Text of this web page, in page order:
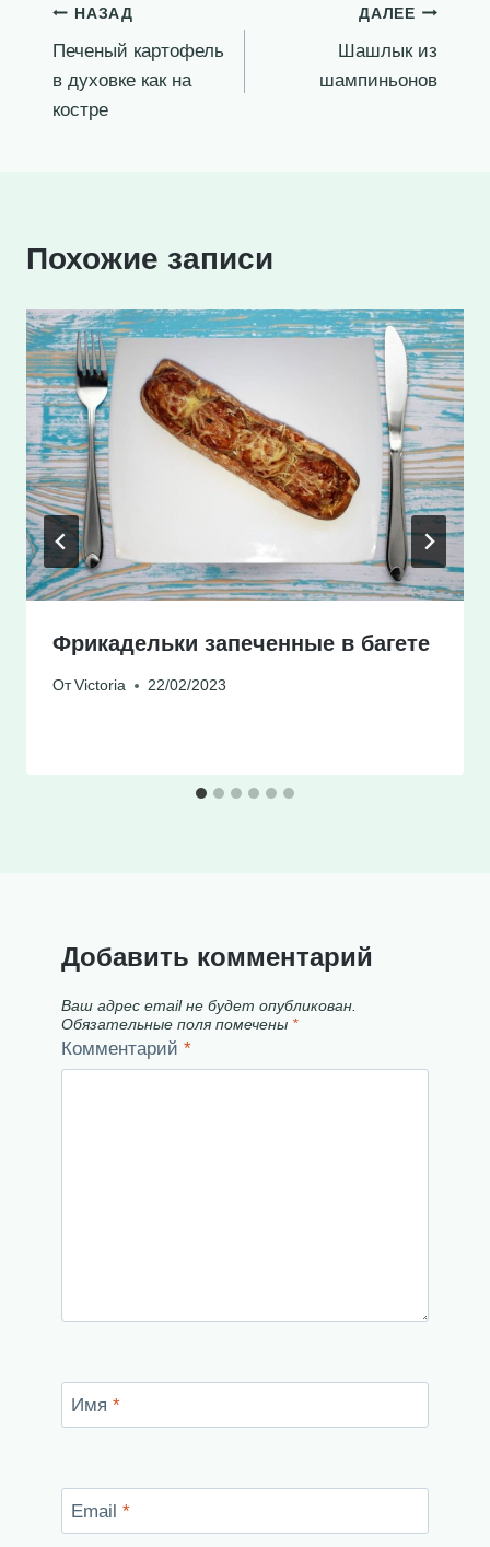
Навигация
по
записям
НАЗАД
Печеный картофель
в духовке как на
костре
ДАЛЕЕ
Шашлык из
шампиньонов
Похожие записи
Фрикадельки запеченные в багете
От Victoria 22/02/2023
Добавить комментарий
Ваш адрес email не будет опубликован.
Обязательные поля помечены *
Комментарий *
Имя *
Email *